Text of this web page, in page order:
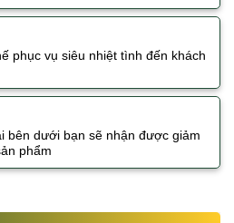
phục vụ siêu nhiệt tình đến khách
bên dưới bạn sẽ nhận được giảm
phẩm